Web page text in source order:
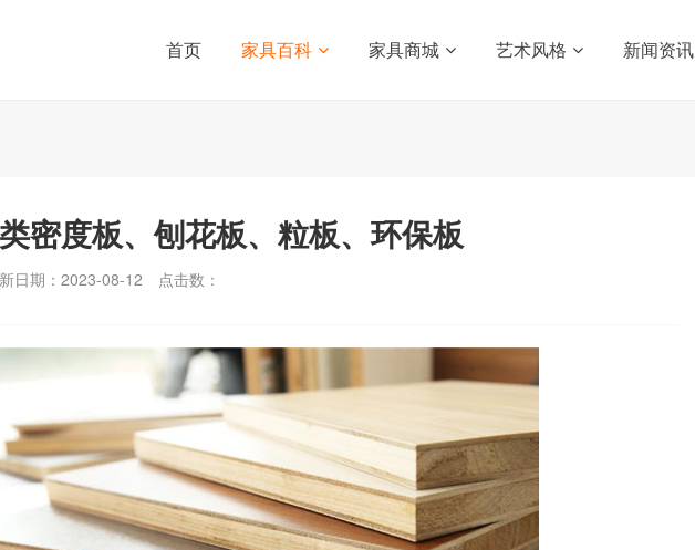
首页 家具百科 家具商城 艺术风格 新闻资讯
密度板、刨花板、粒板、环保板
日期：2023-08-12 点击数：